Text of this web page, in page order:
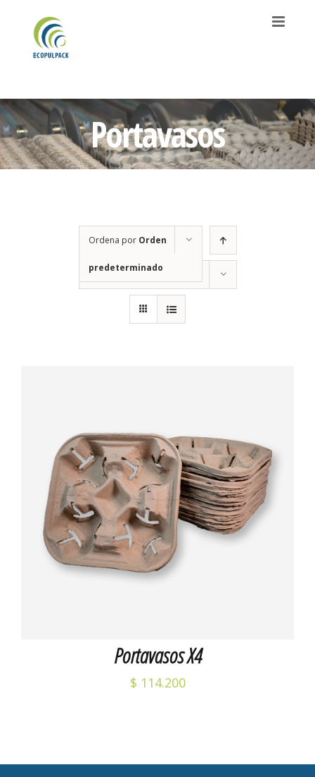
contenido
Portavasos
Ordena por Orden
predeterminado
Mostrar12 productos
Valorado
con5.00de 5
AÑADIR AL CARRITO / DETALLES
Portavasos X4
$ 114.200